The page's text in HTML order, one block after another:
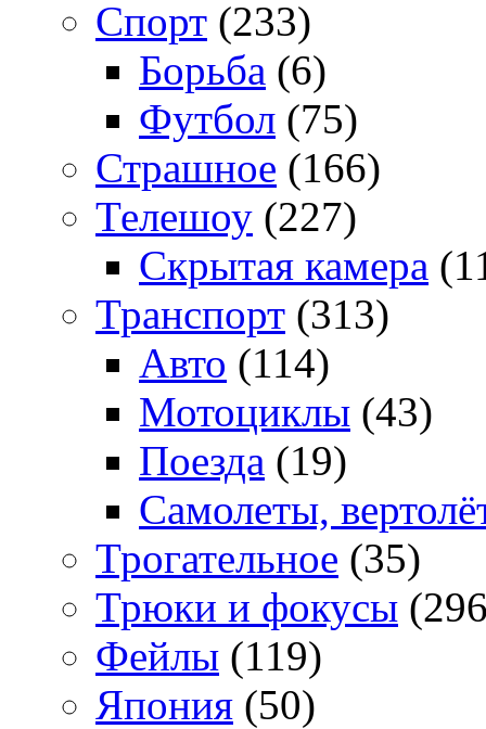
Спорт (233)
Борьба (6)
Футбол (75)
Страшное (166)
Телешоу (227)
Скрытая камера
Транспорт (313)
Авто (114)
Мотоциклы (43)
Поезда (19)
Самолеты,
Трогательное (35)
Трюки и фокусы
Фейлы (119)
Япония (50)